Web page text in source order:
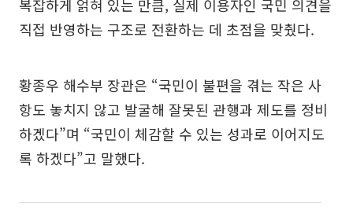
복잡하게 얽혀 있는 만큼, 실제 이용자인 국민 의견을
직접 반영하는 구조로 전환하는 데 초점을 맞췄다.
황종우 해수부 장관은 “국민이 불편을 겪는 작은 사
항도 놓치지 않고 발굴해 잘못된 관행과 제도를 정비
하겠다”며 “국민이 체감할 수 있는 성과로 이어지도
록 하겠다”고 말했다.